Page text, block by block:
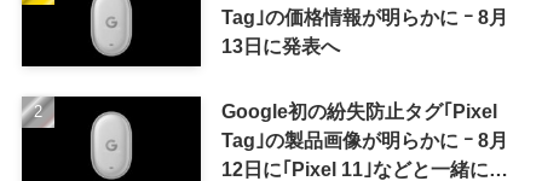
Tag｣の価格情報が明らかに ｰ 8月
13日に発表へ
Google初の紛失防止タグ｢Pixel
Tag｣の製品画像が明らかに ｰ 8月
12日に｢Pixel 11｣などと一緒に発